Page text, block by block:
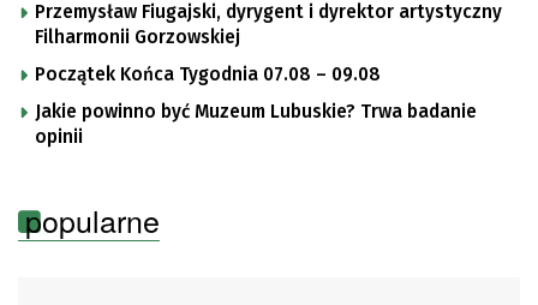
Przemysław Fiugajski, dyrygent i dyrektor artystyczny
Filharmonii Gorzowskiej
Początek Końca Tygodnia 07.08 – 09.08
Jakie powinno być Muzeum Lubuskie? Trwa badanie
opinii
popularne